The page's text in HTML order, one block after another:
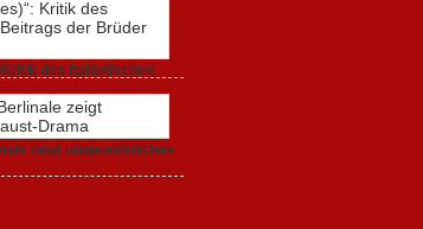
des italienischen
D’Innocenzo
zeigt ungewöhnliches